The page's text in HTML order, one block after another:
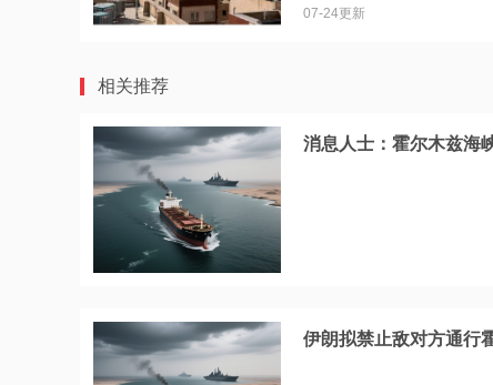
07-24更新
相关推荐
消息人士：霍尔木兹海
伊朗拟禁止敌对方通行